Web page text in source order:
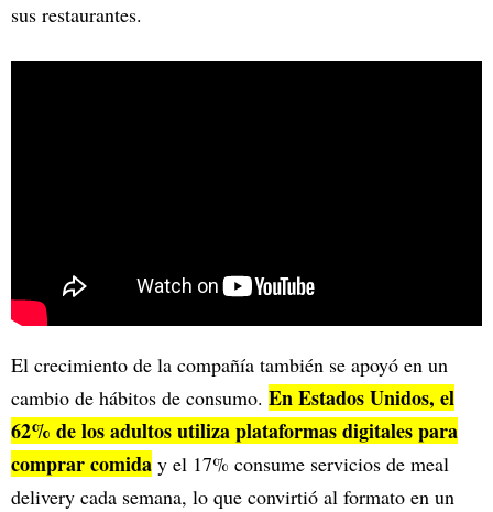
sus restaurantes.
El crecimiento de la compañía también se apoyó en un
cambio de hábitos de consumo. En Estados Unidos, el
62% de los adultos utiliza plataformas digitales para
comprar comida y el 17% consume servicios de meal
delivery cada semana, lo que convirtió al formato en un